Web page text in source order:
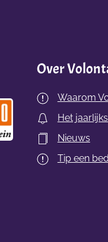
Over
Waarom
Het
Nieuws
Tip een